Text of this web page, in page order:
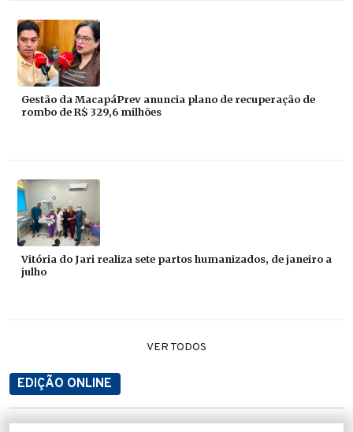
Gestão da MacapáPrev anuncia plano de recuperação de
rombo de R$ 329,6 milhões
Vitória do Jari realiza sete partos humanizados, de janeiro a
julho
VER TODOS
EDIÇÃO ONLINE